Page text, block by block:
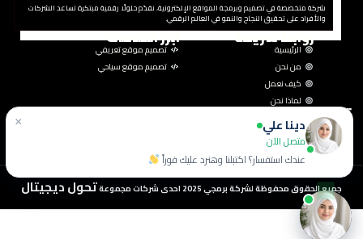
شركة متخصصة في تصميم وبرمجة المواقع الإلكترونية، نقدّم حلولًا رقمية مبتكرة تساعد الشركات
والأفراد على تحقيق النجاح والنمو في العالم الرقمي.
روابط سريعة
الرئيسية
من نحن
كيف نعمل
لماذا نحن
ابرز الخدمات
تصميم موقع تعريفي
تصميم موقع سياحي
تواصل معنا
1 مصطفى النحاس تقاطع عباس العقاد مدينة نصر اقاهرة
201091103959
info@brmgi.com
جميع الحقوق محفوظة لشركة برمجي 2025 احدى شركات مجموعة
تحول ديجيتال
× دينا علي
متصل الآن
عندك استفسار؟ اكتبلنا وهنرد عليك فوراً